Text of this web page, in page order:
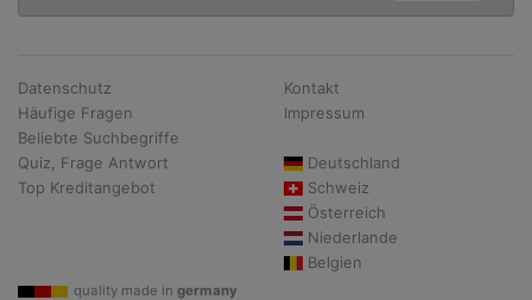
Datenschutz
Häufige Fragen
Beliebte Suchbegriffe
Quiz, Frage Antwort
Top Kreditangebot
Kontakt
Impressum
Deutschland
Schweiz
Österreich
Niederlande
Belgien
quality made in germany